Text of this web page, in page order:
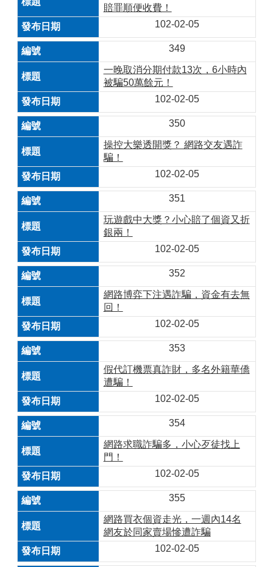
賠罪順便收費！
102-02-05
349
一晚取消分期付款13次，6小時內
被騙50萬餘元！
102-02-05
350
操控大樂透開獎？ 網路交友遇詐
騙！
102-02-05
351
玩遊戲中大獎？小心賠了個資又折
銀兩！
102-02-05
352
網路博弈下注遇詐騙，資金有去無
回！
102-02-05
353
假代訂機票真詐財，多名外籍華僑
遭騙！
102-02-05
354
網路求職詐騙多，小心歹徒找上
門！
102-02-05
355
網路買衣個資走光，一週內14名
網友於同家賣場慘遭詐騙
102-02-05